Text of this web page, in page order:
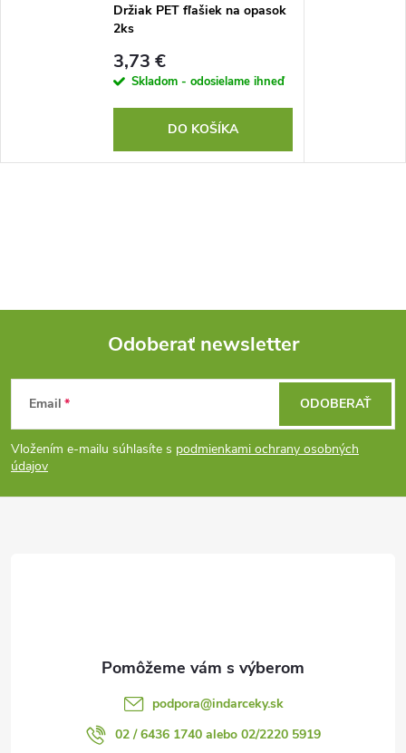
Držiak PET fľašiek na opasok
2ks
3,73 €
Skladom - odosielame ihneď
DO KOŠÍKA
Z
á
p
Odoberať newsletter
Email
Vložením e-mailu súhlasíte s podmienkami ochrany osobných
údajov
ODOBERAŤ
podpora@indarceky.sk
02 / 6436 1740 alebo 02/2220 5919